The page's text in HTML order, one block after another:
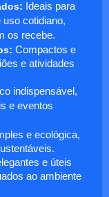
: Ideais para
cotidiano,
os recebe.
: Compactos e
e atividades
indispensável,
e eventos
e ecológica,
e úteis
ao ambiente